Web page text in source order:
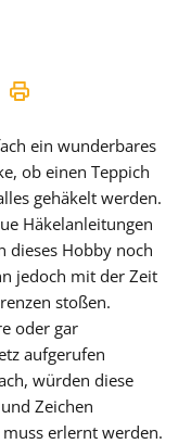
ein wunderbares
ob einen Teppich
gehäkelt werden.
Häkelanleitungen
dieses Hobby noch
jedoch mit der Zeit
stoßen.
oder gar
aufgerufen
würden diese
Zeichen
erlernt werden.